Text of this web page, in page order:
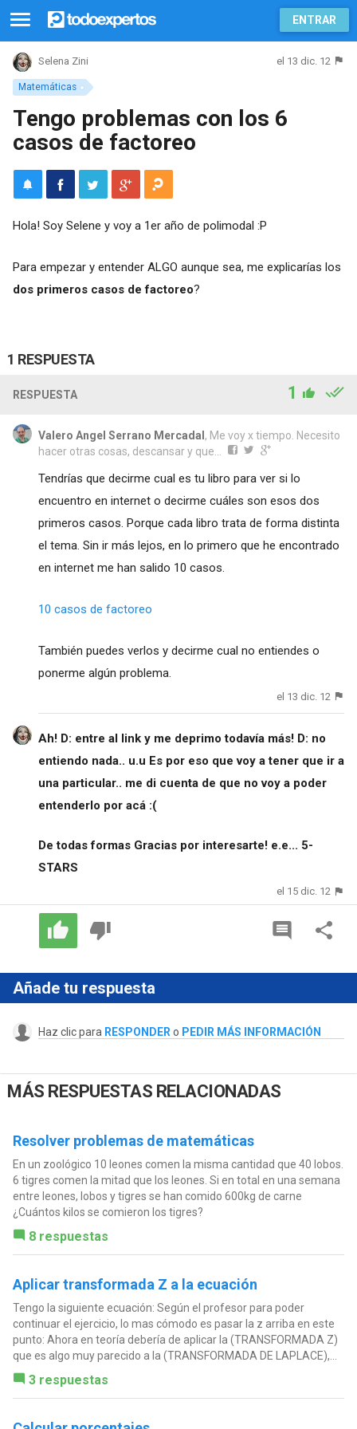
ENTRAR
Matemáticas
Selena Zini el 13 dic. 12
Tengo problemas con los 6
casos de factoreo
Hola! Soy Selene y voy a 1er año de polimodal :P
Para empezar y entender ALGO aunque sea, me explicarías los
dos primeros casos de factoreo?
1 RESPUESTA
RESPUESTA 1
Valero Angel Serrano Mercadal , Me voy x tiempo. Necesito
hacer otras cosas, descansar y que...
Tendrías que decirme cual es tu libro para ver si lo
encuentro en internet o decirme cuáles son esos dos
primeros casos. Porque cada libro trata de forma distinta
el tema. Sin ir más lejos, en lo primero que he encontrado
en internet me han salido 10 casos.
10 casos de factoreo
También puedes verlos y decirme cual no entiendes o
ponerme algún problema.
el 13 dic. 12
Ah! D: entre al link y me deprimo todavía más! D: no
entiendo nada.. u.u Es por eso que voy a tener que ir a
una particular.. me di cuenta de que no voy a poder
entenderlo por acá :(
De todas formas Gracias por interesarte! e.e... 5-
STARS
el 15 dic. 12
Añade tu respuesta
Haz clic para RESPONDER o PEDIR MÁS INFORMACIÓN
MÁS RESPUESTAS RELACIONADAS
Resolver problemas de matemáticas
En un zoológico 10 leones comen la misma cantidad que 40 lobos.
6 tigres comen la mitad que los leones. Si en total en una semana
entre leones, lobos y tigres se han comido 600kg de carne
¿Cuántos kilos se comieron los tigres?
8 respuestas
Aplicar transformada Z a la ecuación
Tengo la siguiente ecuación: Según el profesor para poder
continuar el ejercicio, lo mas cómodo es pasar la z arriba en este
punto: Ahora en teoría debería de aplicar la (TRANSFORMADA Z)
que es algo muy parecido a la (TRANSFORMADA DE LAPLACE),...
3 respuestas